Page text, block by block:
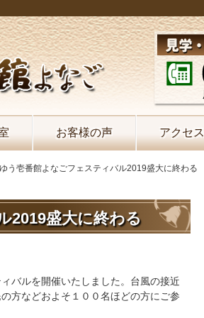
お客様の声 アクセス
う壱番館よなごフェスティバル2019盛大に終わる
2019盛大に終わる
バルを開催いたしました。台風の接近
方などおよそ１００名ほどの方にご参